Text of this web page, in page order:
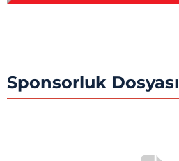
Sponsorluk Dosyası